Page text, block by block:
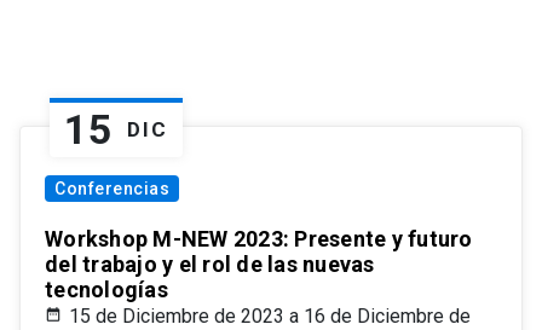
15 DIC
Conferencias
Workshop M-NEW 2023: Presente y futuro
del trabajo y el rol de las nuevas
tecnologías
15 de Diciembre de 2023 a 16 de Diciembre de